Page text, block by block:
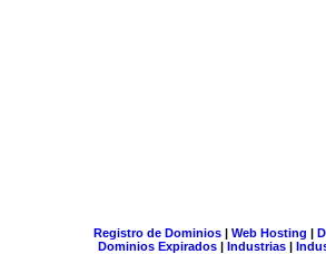
Registro de Dominios| Web Hosting |
Dominios Expirados | Industrias |